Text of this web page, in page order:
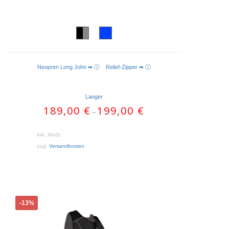
AUSFÜHRUNG WÄHLEN
Neopren Long John ➥ ⓘ Relief-Zipper ➥ ⓘ
Langer
189,00 € – 199,00 €
inkl. MwSt.
zzgl.Versandkosten
-13%
Dieses
Produkt